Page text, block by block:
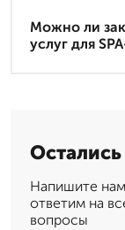
Можно ли
услуг для
Напишите
ответим на
вопросы